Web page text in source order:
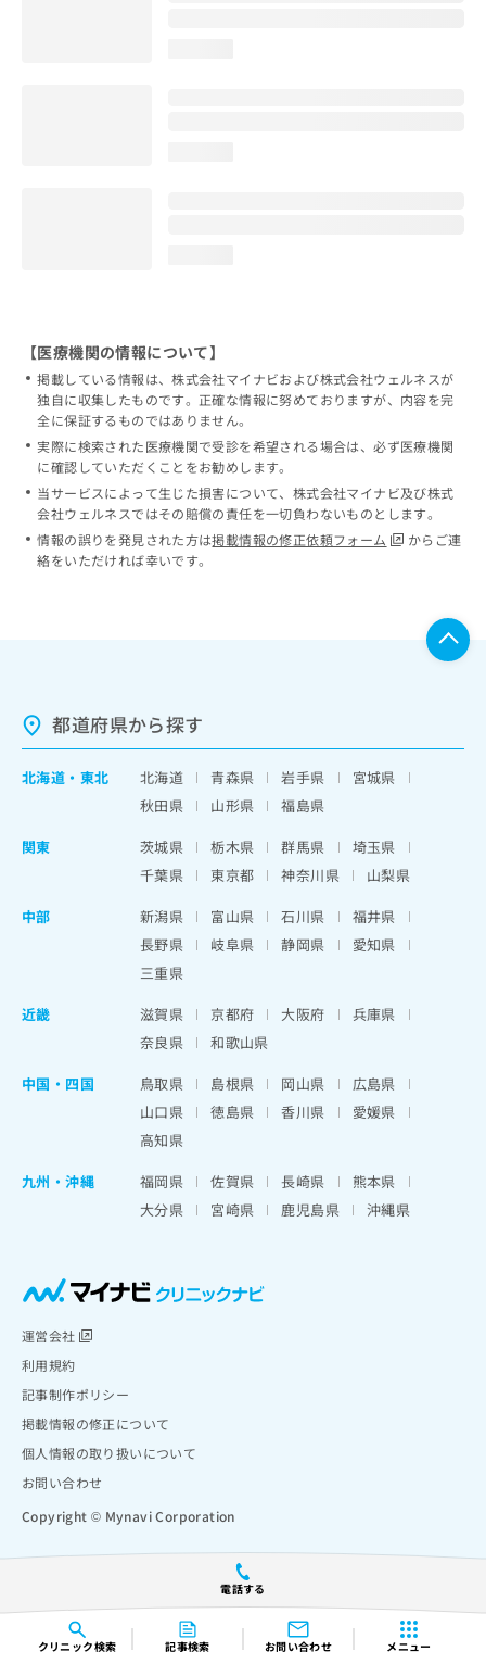
クリニック検索 記事検索 お問い合わせ メニュー
電話する
【医療機関の情報について】
掲載している情報は、株式会社マイナビおよび株式会社ウェルネスが
独自に収集したものです。正確な情報に努めておりますが、内容を完
全に保証するものではありません。
実際に検索された医療機関で受診を希望される場合は、必ず医療機関
に確認していただくことをお勧めします。
当サービスによって生じた損害について、株式会社マイナビ及び株式
会社ウェルネスではその賠償の責任を一切負わないものとします。
情報の誤りを発見された方は掲載情報の修正依頼フォーム
からご連
絡をいただければ幸いです。
都道府県から探す
北海道 ・ 東北 北海道 青森県 岩手県
宮城県
秋田県
山形県
福島県
関東
茨城県 栃木県 群馬県
埼玉県
千葉県
東京都 神奈川県
山梨県
中部
新潟県 富山県 石川県
福井県
長野県
岐阜県 静岡県
愛知県
三重県
近畿
滋賀県 京都府 大阪府
兵庫県
奈良県
和歌山県
中国・四国
鳥取県 島根県 岡山県
広島県
山口県
徳島県 香川県
愛媛県
高知県
九州・沖縄
福岡県 佐賀県 長崎県
熊本県
大分県
宮崎県 鹿児島県 沖縄県
運営会社
利用規約
記事制作ポリシー
掲載情報の修正について
個人情報の取り扱いについて
お問い合わせ
Copyright © Mynavi Corporation